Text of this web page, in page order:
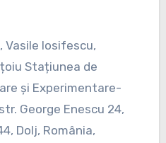
Stațiunea de
și Experimentare-
George Enescu 24,
Dolj, România,